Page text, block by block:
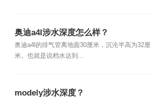
奥迪a4l涉水深度怎么样？
奥迪a4l的排气管离地面30厘米，沉沦半高为32厘
米。也就是说档水达到...
modely涉水深度？